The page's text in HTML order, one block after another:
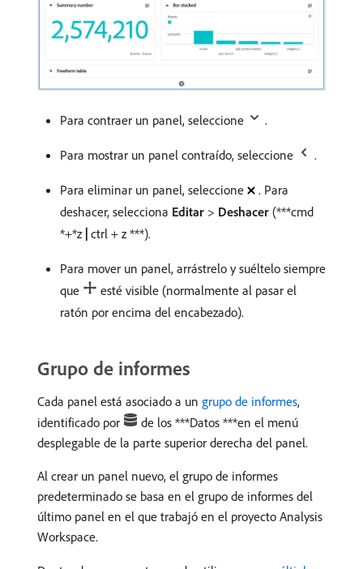
Para contraer un panel, seleccione .
Para mostrar un panel contraído, seleccione .
Para eliminar un panel, seleccione
. Para
deshacer, selecciona Editar > Deshacer (***cmd
*+*z | ctrl + z ***).
Para mover un panel, arrástrelo y suéltelo siempre
que
esté visible (normalmente al pasar el
ratón por encima del encabezado).
Grupo de informes
Cada panel está asociado a un grupo de informes,
identificado por
de los ***Datos ***​en el menú
desplegable de la parte superior derecha del panel.
Al crear un panel nuevo, el grupo de informes
predeterminado se basa en el grupo de informes del
último panel en el que trabajó en el proyecto Analysis
Workspace.